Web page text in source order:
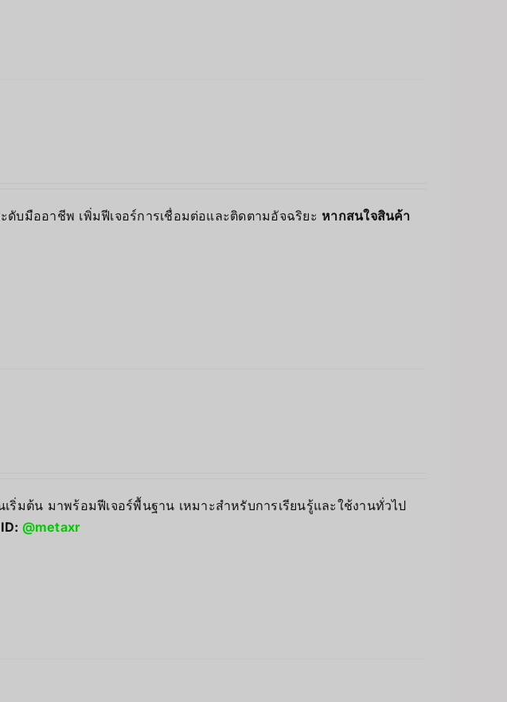
บมืออาชีพ เพิ่มฟีเจอร์การเชื่อมต่อและติดตามอัจฉริยะ หากสนใจสินค้า
มต้น มาพร้อมฟีเจอร์พื้นฐาน เหมาะสำหรับการเรียนรู้และใช้งานทั่วไป
@metaxr